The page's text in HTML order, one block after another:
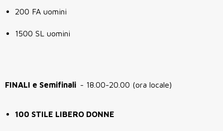
200 FA uomini
1500 SL uomini
FINALI e Semifinali - 18.00-20.00 (ora locale)
100 STILE LIBERO DONNE